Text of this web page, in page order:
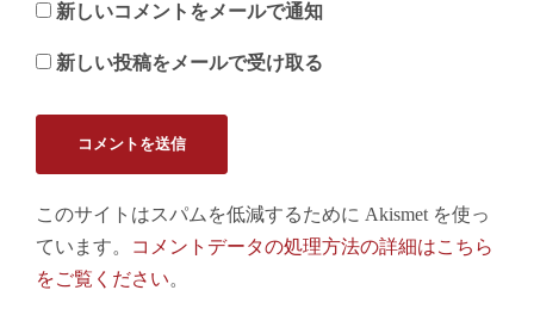
新しいコメントをメールで通知
新しい投稿をメールで受け取る
このサイトはスパムを低減するために Akismet を使っ
ています。
コメントデータの処理方法の詳細はこちら
をご覧ください。